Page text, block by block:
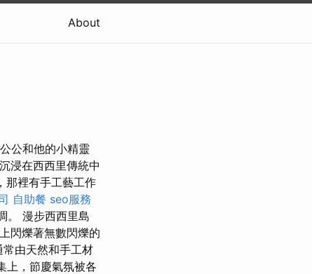
About
公和他的小精靈
浸在西西里傳統中
那裡有手工藝工作
自助餐 seo服務
。 漫步西西里島
閃爍著無數閃爍的
由天然和手工材
上，節慶氣氛被各